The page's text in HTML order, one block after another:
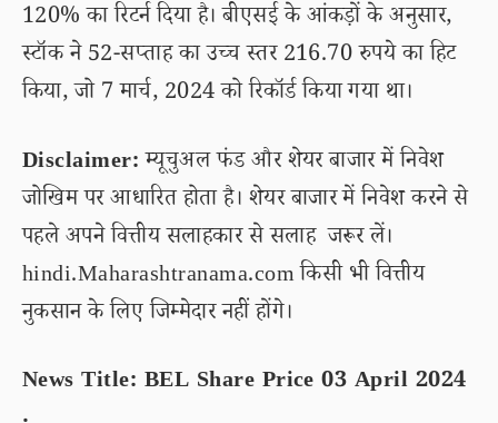
120% का रिटर्न दिया है। बीएसई के आंकड़ों के अनुसार,
स्टॉक ने 52-सप्ताह का उच्च स्तर 216.70 रुपये का हिट
किया, जो 7 मार्च, 2024 को रिकॉर्ड किया गया था।
Disclaimer:म्यूचुअल फंड और शेयर बाजार में निवेश
जोखिम पर आधारित होता है। शेयर बाजार में निवेश करने से
पहले अपने वित्तीय सलाहकार से सलाह जरूर लें।
hindi.Maharashtranama.com किसी भी वित्तीय
नुकसान के लिए जिम्मेदार नहीं होंगे।
News Title: BEL Share Price 03 April 2024